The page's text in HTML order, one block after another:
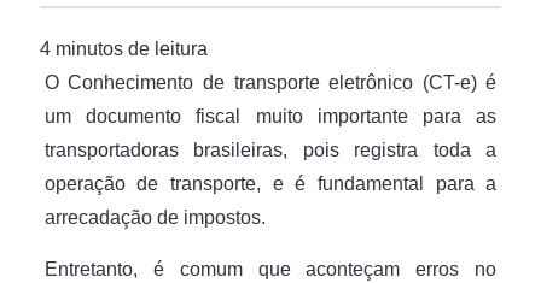
O Conhecimento de transporte eletrônico (CT-e) é
um documento fiscal muito importante para as
transportadoras brasileiras, pois registra toda a
operação de transporte, e é fundamental para a
arrecadação de impostos.
Entretanto, é comum que aconteçam erros no